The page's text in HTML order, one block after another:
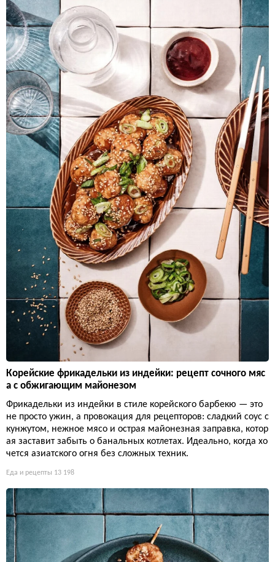
Корейские фрикадельки из индейки: рецепт сочного мяс
а с обжигающим майонезом
Фрикадельки из индейки в стиле корейского барбекю — это
не просто ужин, а провокация для рецепторов: сладкий соус с
кунжутом, нежное мясо и острая майонезная заправка, котор
ая заставит забыть о банальных котлетах. Идеально, когда хо
чется азиатского огня без сложных техник.
Еда и рецепты 13 198